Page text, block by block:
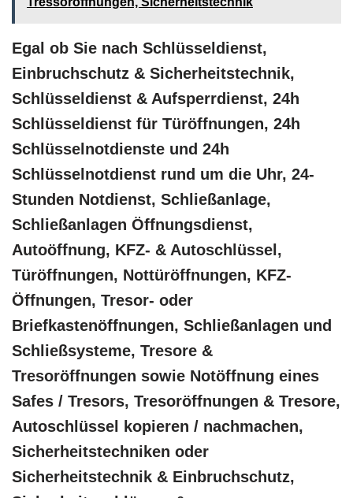
Egal ob Sie nach Schlüsseldienst,
Einbruchschutz & Sicherheitstechnik,
Schlüsseldienst & Aufsperrdienst, 24h
Schlüsseldienst für Türöffnungen, 24h
Schlüsselnotdienste und 24h
Schlüsselnotdienst rund um die Uhr, 24-
Stunden Notdienst, Schließanlage,
Schließanlagen Öffnungsdienst,
Autoöffnung, KFZ- & Autoschlüssel,
Türöffnungen, Nottüröffnungen, KFZ-
Öffnungen, Tresor- oder
Briefkastenöffnungen, Schließanlagen und
Schließsysteme, Tresore &
Tresoröffnungen sowie Notöffnung eines
Safes / Tresors, Tresoröffnungen & Tresore,
Autoschlüssel kopieren / nachmachen,
Sicherheitstechniken oder
Sicherheitstechnik & Einbruchschutz,